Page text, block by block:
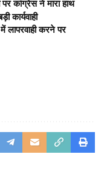
पर कांग्रेस ने मारा हाथ
लापरवाही करने पर